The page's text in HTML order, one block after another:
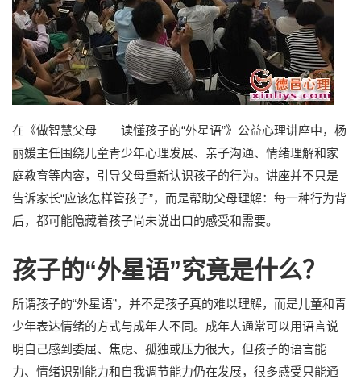
在《做智慧父母——读懂孩子的“外星语”》公益心理讲座中，杨
丽媛主任围绕儿童青少年心理发展、亲子沟通、情绪理解和家
庭教育等内容，引导父母重新认识孩子的行为。讲座并不只是
告诉家长“应该怎样管孩子”，而是帮助父母理解：每一种行为背
后，都可能隐藏着孩子尚未说出口的感受和需要。
孩子的“外星语”究竟是什么？
所谓孩子的“外星语”，并不是孩子真的难以理解，而是儿童和青
少年表达情绪的方式与成年人不同。成年人通常可以用语言说
明自己感到委屈、焦虑、孤独或压力很大，但孩子的语言能
力、情绪识别能力和自我调节能力仍在发展，很多感受只能通